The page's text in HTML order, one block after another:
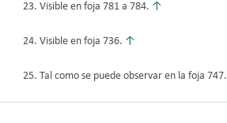
Visible en foja 781 a 784. ↑
Visible en foja 736. ↑
Tal como se puede observar en la foja 747.